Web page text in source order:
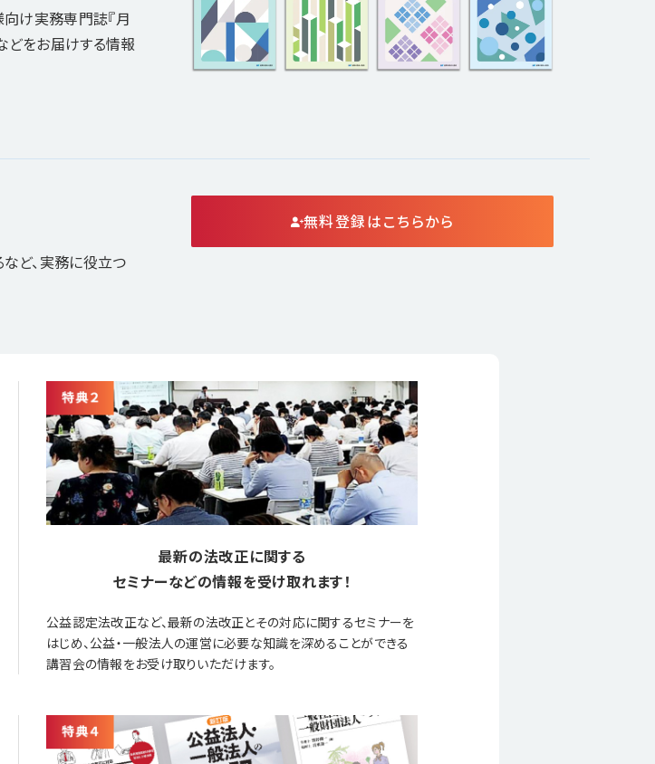
け実務専門誌『月
どをお届けする情報
ど、実務に役立つ
無料登録はこちらから
最新の法改正に関する
セミナーなどの情報を受け取れます！
公益認定法改正など、最新の法改正とその対応に関するセミナーを
はじめ、公益・一般法人の運営に必要な知識を深めることができる
講習会の情報をお受け取りいただけます。